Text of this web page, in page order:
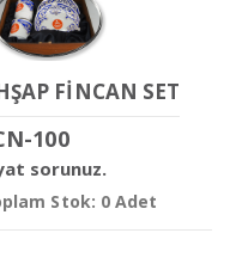
FİNCAN SET
100
sorunuz.
Stok: 0 Adet